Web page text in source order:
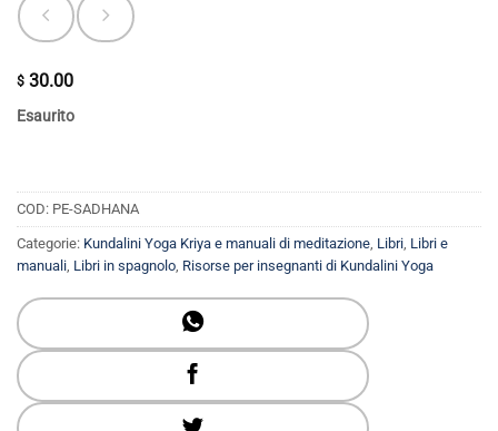
$ 30.00
Esaurito
COD: PE-SADHANA
Categorie: Kundalini Yoga Kriya e manuali di meditazione Libri Libri e
manuali Libri in spagnolo Risorse per insegnanti di Kundalini Yoga